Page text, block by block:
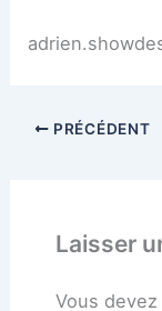
PRÉCÉDENT
Laisser
Vous devez